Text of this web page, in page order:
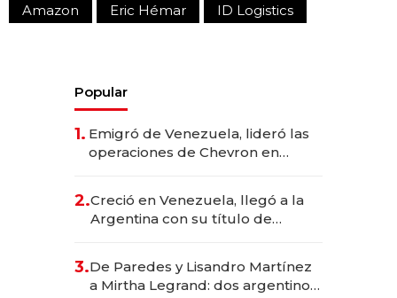
Amazon Eric Hémar ID Logistics
Popular
1. Emigró de Venezuela, lideró las
operaciones de Chevron en
2.Creció en Venezuela, llegó a la
Argentina con su título de
las marcas "fast premium"
3.De Paredes y Lisandro Martínez
a Mirtha Legrand: dos argentinos